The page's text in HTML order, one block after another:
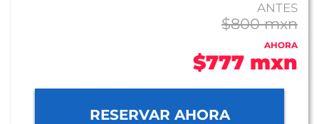
ANTES
$800 mxn
AHORA
$777 mxn
RESERVAR AHORA